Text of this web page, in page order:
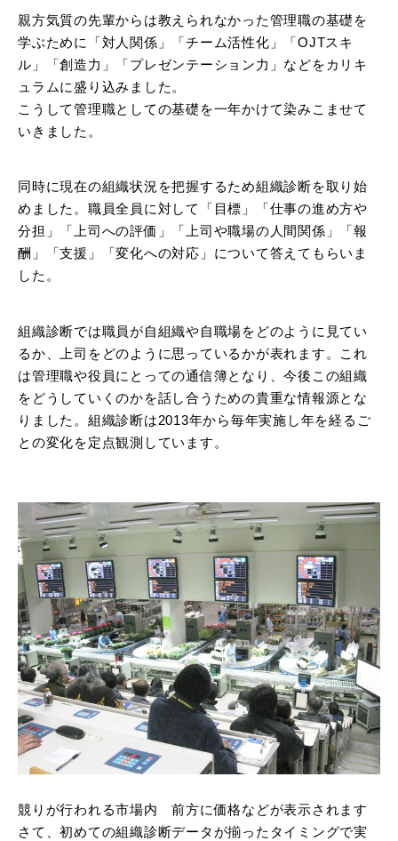
親方気質の先輩からは教えられなかった管理職の基礎を
学ぶために「対人関係」「チーム活性化」「OJTスキ
ル」「創造力」「プレゼンテーション力」などをカリキ
ュラムに盛り込みました。
こうして管理職としての基礎を一年かけて染みこませて
いきました。
同時に現在の組織状況を把握するため組織診断を取り始
めました。職員全員に対して「目標」「仕事の進め方や
分担」「上司への評価」「上司や職場の人間関係」「報
酬」「支援」「変化への対応」について答えてもらいま
した。
組織診断では職員が自組織や自職場をどのように見てい
るか、上司をどのように思っているかが表れます。これ
は管理職や役員にとっての通信簿となり、今後この組織
をどうしていくのかを話し合うための貴重な情報源とな
りました。組織診断は2013年から毎年実施し年を経るご
との変化を定点観測しています。
競りが行われる市場内 前方に価格などが表示されます
さて、初めての組織診断データが揃ったタイミングで実